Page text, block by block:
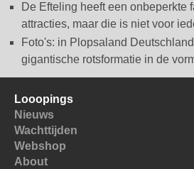
De Efteling heeft een onbeperkte
attracties, maar die is niet voor
Foto's: in Plopsaland
gigantische rotsformatie in de
Looopings
Nieuws
Wachttijden
Webshop
About